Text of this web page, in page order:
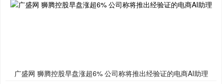
广盛网 狮腾控股早盘涨超6% 公司称将推出经验证的电商AI助理